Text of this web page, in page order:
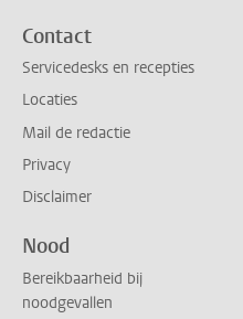
Contact
Servicedesks en recepties
Locaties
Mail de redactie
Privacy
Disclaimer
Nood
Bereikbaarheid bij
noodgevallen